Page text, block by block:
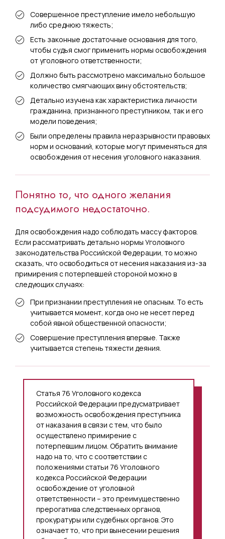
Совершенное преступление имело небольшую
либо среднюю тяжесть;
Есть законные достаточные основания для того,
чтобы судья смог применить нормы освобождения
от уголовного ответственности;
Должно быть рассмотрено максимально большое
количество смягчающих вину обстоятельств;
Детально изучена как характеристика личности
гражданина, признанного преступником, так и его
модели поведения;
Были определены правила неразрывности правовых
норм и оснований, которые могут применяться для
освобождения от несения уголовного наказания.
Понятно то, что одного желания
подсудимого недостаточно.
Для освобождения надо соблюдать массу факторов.
Если рассматривать детально нормы Уголовного
законодательства Российской Федерации, то можно
сказать, что освободиться от несения наказания из-за
примирения с потерпевшей стороной можно в
следующих случаях:
При признании преступления не опасным. То есть
учитывается момент, когда оно не несет перед
собой явной общественной опасности;
Совершение преступления впервые. Также
учитывается степень тяжести деяния.
Статья 76 Уголовного кодекса
Российской Федерации предусматривает
возможность освобождения преступника
от наказания в связи с тем, что было
осуществлено примирение с
потерпевшим лицом. Обратить внимание
надо на то, что с соответствии с
положениями статьи 76 Уголовного
кодекса Российской Федерации
освобождение от уголовной
ответственности – это преимущественно
прерогатива следственных органов,
прокуратуры или судебных органов. Это
означает то, что при вынесении решения